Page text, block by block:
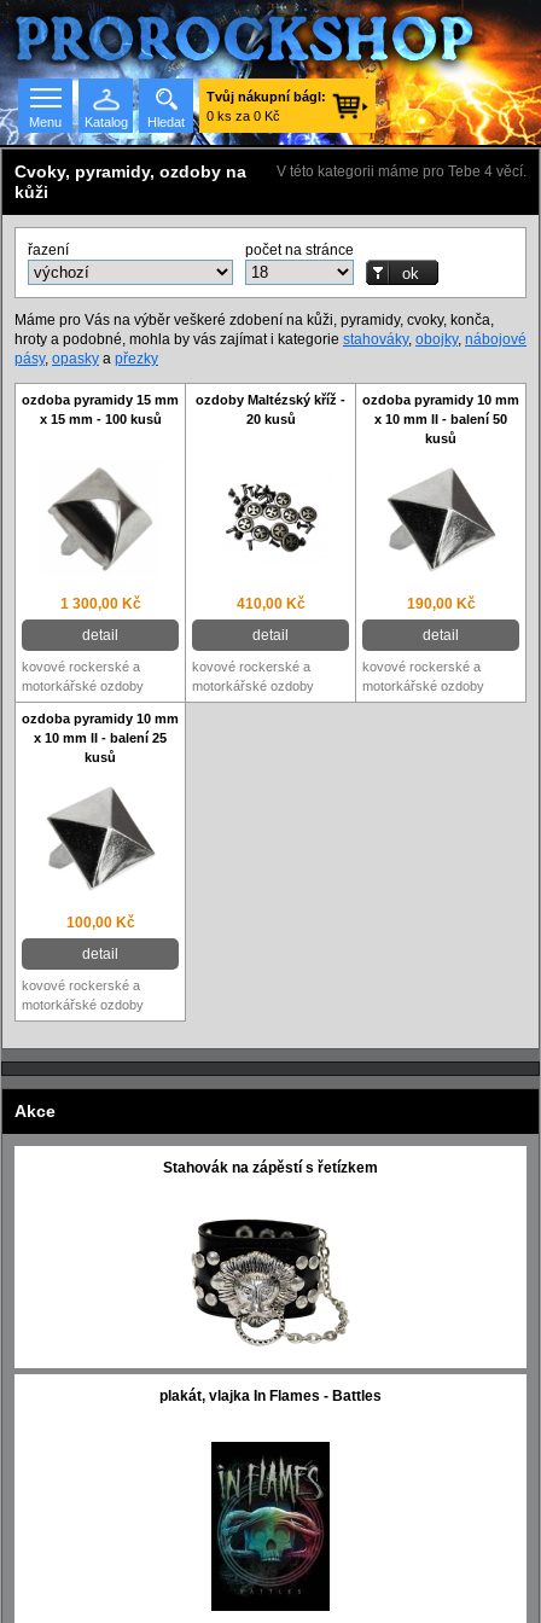
Hledat
Menu
Tvůj nákupní bágl:
0 ks za 0 Kč
V této kategorii máme pro Tebe 4 věcí.
Cvoky, pyramidy, ozdoby na
kůži
řazení počet na stránce
Máme pro Vás na výběr veškeré zdobení na kůži, pyramidy, cvoky, konča,
hroty a podobné, mohla by vás zajímat i kategorie stahováky, obojky, nábojové
pásy, opasky a přezky
ozdoba pyramidy 15 mm
x 15 mm - 100 kusů
ozdoby Maltézský kříž -
20 kusů
ozdoba pyramidy 10 mm
x 10 mm II - balení 50
kusů
1 300,00 Kč
detail
410,00 Kč
detail
190,00 Kč
detail
kovové rockerské a
motorkářské ozdoby
kovové rockerské a
motorkářské ozdoby
kovové rockerské a
motorkářské ozdoby
ozdoba pyramidy 10 mm
x 10 mm II - balení 25
kusů
100,00 Kč
detail
kovové rockerské a
motorkářské ozdoby
Katalog
Akce
Stahovák na zápěstí s řetízkem
plakát, vlajka In Flames - Battles